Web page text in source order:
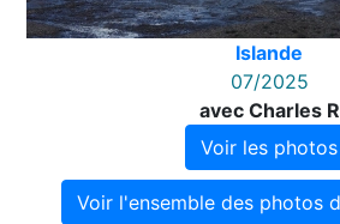
Islande
07/2025
avec Charles R
Voir les photos
Voir l'ensemble des photos